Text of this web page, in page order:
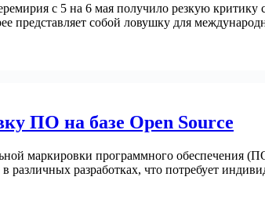
с 5 на 6 мая получило резкую критику
представляет собой ловушку для
ПО на базе Open Source
маркировки программного обеспечения
разработках, что потребует